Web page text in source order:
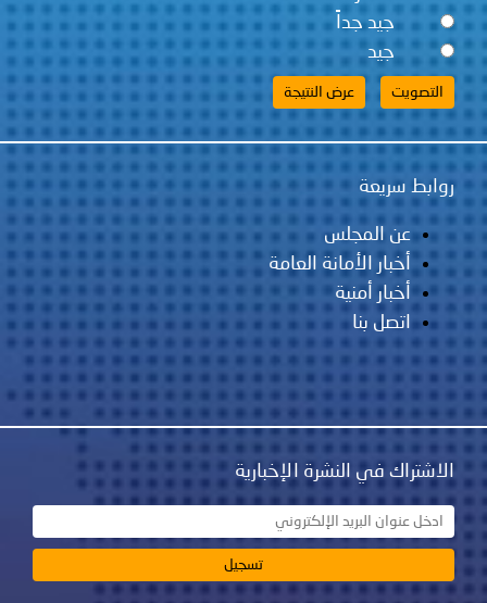
جيد جداً
جيد
روابط سريعة
عن المجلس
أخبار الأمانة العامة
أخبار أمنية
اتصل بنا
الاشتراك في النشرة الإخبارية